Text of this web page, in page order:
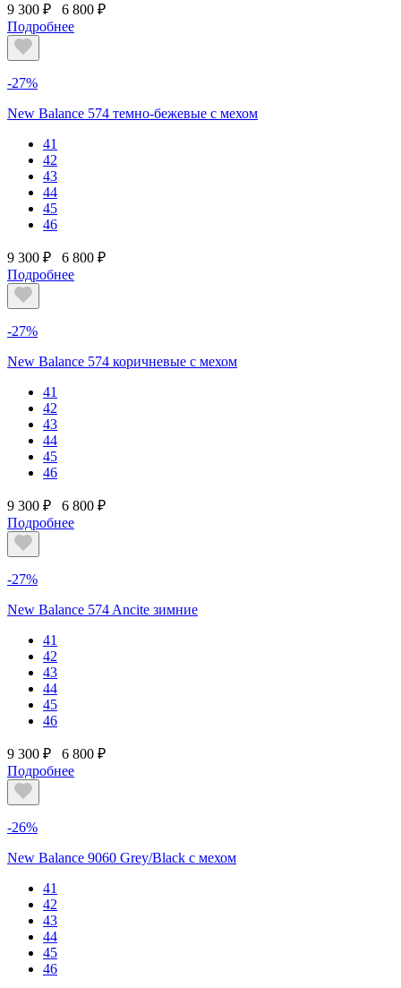
9 300 ₽
6 800 ₽
Подробнее
-27%
New Balance 574 темно-бежевые с мехом
41
42
43
44
45
46
9 300 ₽
6 800 ₽
Подробнее
-27%
New Balance 574 коричневые с мехом
41
42
43
44
45
46
9 300 ₽
6 800 ₽
Подробнее
-27%
New Balance 574 Ancite зимние
41
42
43
44
45
46
9 300 ₽
6 800 ₽
Подробнее
-26%
New Balance 9060 Grey/Black с мехом
41
42
43
44
45
46